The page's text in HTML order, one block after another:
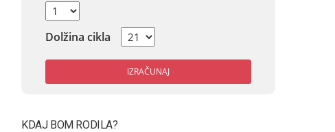
Dolžina cikla
IZRAČUNAJ
KDAJ BOM RODILA?